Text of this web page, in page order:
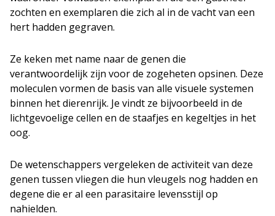
zochten en exemplaren die zich al in de vacht van een
hert hadden gegraven.
Ze keken met name naar de genen die
verantwoordelijk zijn voor de zogeheten opsinen. Deze
moleculen vormen de basis van alle visuele systemen
binnen het dierenrijk. Je vindt ze bijvoorbeeld in de
lichtgevoelige cellen en de staafjes en kegeltjes in het
oog.
De wetenschappers vergeleken de activiteit van deze
genen tussen vliegen die hun vleugels nog hadden en
degene die er al een parasitaire levensstijl op
nahielden.